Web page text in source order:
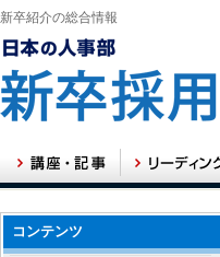
新卒紹介の総合情報
コンテンツ